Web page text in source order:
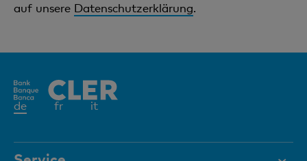
auf unsere Datenschutzerklärung.
deAktives
fr it